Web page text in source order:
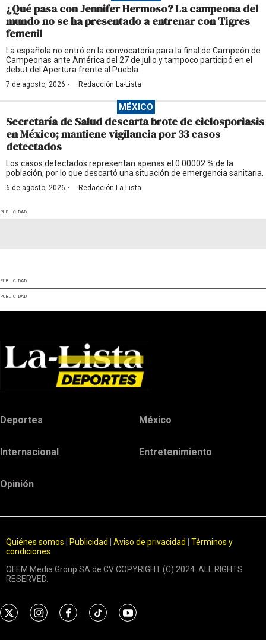
¿Qué pasa con Jennifer Hermoso? La campeona del
mundo no se ha presentado a entrenar con Tigres
femenil
La española no entró en la convocatoria para la final de Campeón de
Campeonas ante América del 27 de julio y tampoco participó en el
debut del Apertura frente al Puebla
7 de agosto, 2026 · Redacción La-Lista
MÉXICO
Secretaría de Salud descarta brote de ciclosporiasis
en México; mantiene vigilancia por 33 casos
detectados
Los casos detectados representan apenas el 0.00002 % de la
población, por lo que descartó una situación de emergencia sanitaria.
6 de agosto, 2026 · Redacción La-Lista
PUBLICIDAD
PUBLICIDAD
PUBLICIDAD
Deportes México
Internacional Entretenimiento
Opinión
Quiénes somos Publicidad Aviso de privacidad
Términos y
condiciones
OFEM Media Group SA de CV COPYRIGHT (C) 2024. ALL RIGHTS
RESERVED.
t
i
f
t
y